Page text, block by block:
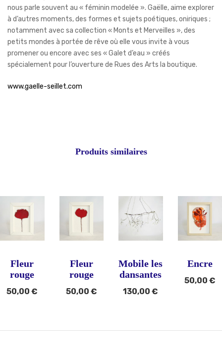
nous parle souvent au « féminin modelée ». Gaëlle, aime explorer
à d’autres moments, des formes et sujets poétiques, oniriques ;
notamment avec sa collection « Monts et Merveilles », des
petits mondes à portée de rêve où elle vous invite à vous
promener ou encore avec ses « Galet d’eau » créés
spécialement pour l’ouverture de Rues des Arts la boutique.
www.gaelle-seillet.com
Produits similaires
Fleur
rouge
50,00€
Fleur
rouge
50,00 €
Mobile les
dansantes
130,00€
Encre
50,00 €